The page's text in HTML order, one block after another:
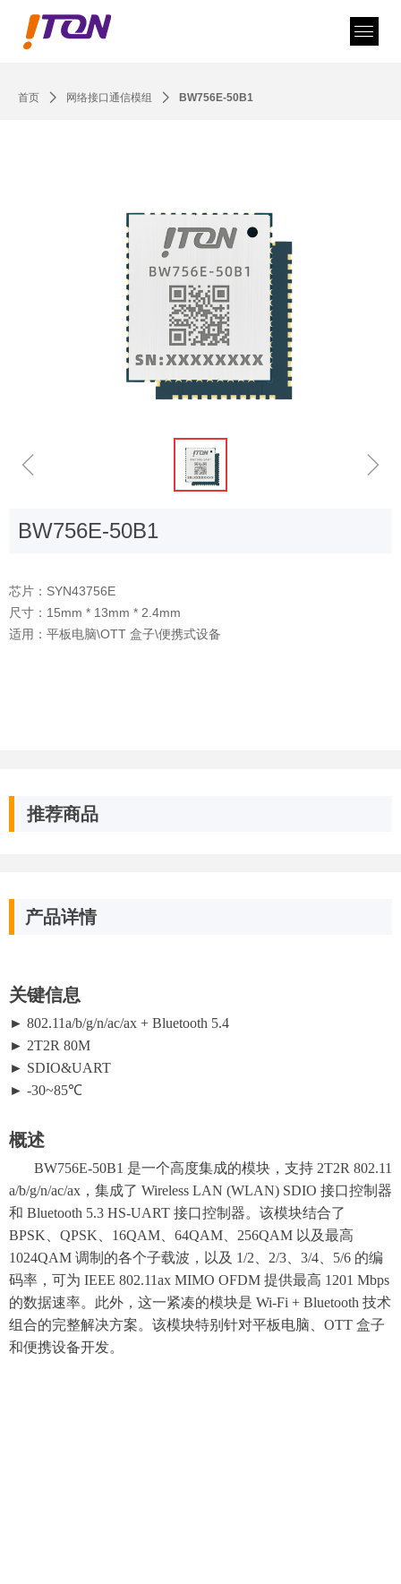
首页 ꄲ 网络接口通信模组 ꄲ BW756E-50B1
ꁆ ꁇ
芯片：SYN43756E
尺寸：15mm * 13mm * 2.4mm
适用：平板电脑\OTT 盒子\便携式设备
BW756E-50B1
产品详情
关键信息
► 802.11a/b/g/n/ac/ax + Bluetooth 5.4
► 2T2R 80M
► SDIO&UART
► -30~85℃
概述
BW756E-50B1 是一个高度集成的模块，支持 2T2R 802.11
a/b/g/n/ac/ax，集成了 Wireless LAN (WLAN) SDIO 接口控制器
和 Bluetooth 5.3 HS-UART 接口控制器。该模块结合了
BPSK、QPSK、16QAM、64QAM、256QAM 以及最高
1024QAM 调制的各个子载波，以及 1/2、2/3、3/4、5/6 的编
码率，可为 IEEE 802.11ax MIMO OFDM 提供最高 1201 Mbps
的数据速率。此外，这一紧凑的模块是 Wi-Fi + Bluetooth 技术
组合的完整解决方案。该模块特别针对平板电脑、OTT 盒子
和便携设备开发。
推荐商品